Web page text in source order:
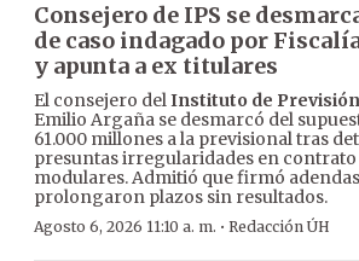
Consejero de IPS se
de caso indagado por
y apunta a ex titulares
El consejero delInstituto de
Emilio Argaña se desmarcó del
61.000 millones a la previsional tras
presuntas irregularidades en
modulares. Admitió que firmó
prolongaron plazos sin resultados.
Agosto 6, 2026 11:10 a. m. · Redacción ÚH